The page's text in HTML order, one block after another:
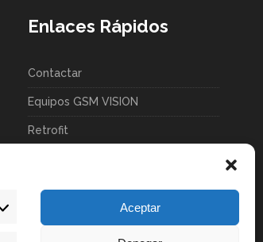
Aceptar
Enlaces Rápidos
Contactar
Equipos GSM VISION
Retrofit